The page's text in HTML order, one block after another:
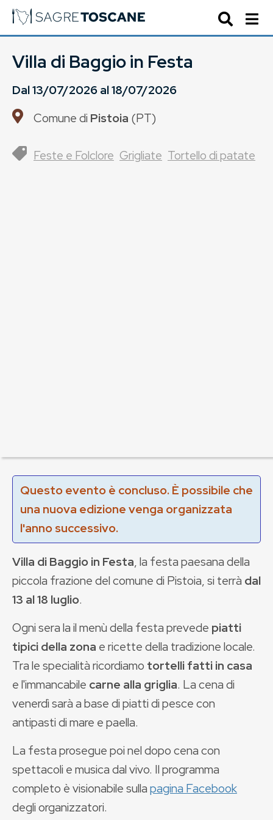
Villa di Baggio in Festa
Dal13/07/2026al18/07/2026
Comune di Pistoia (PT)
Feste e Folclore Grigliate Tortello di patate
Questo evento è concluso. È possibile che
una nuova edizione venga organizzata
l'anno successivo.
Villa di Baggio in Festa, la festa paesana della
piccola frazione del comune di Pistoia, si terrà dal
13 al 18 luglio.
Ogni sera la il menù della festa prevede piatti
tipici della zona e ricette della tradizione locale.
Tra le specialità ricordiamo tortelli fatti in casa
e l'immancabile carne alla griglia. La cena di
venerdì sarà a base di piatti di pesce con
antipasti di mare e paella.
La festa prosegue poi nel dopo cena con
spettacoli e musica dal vivo. Il programma
completo è visionabile sullapagina Facebook
degli organizzatori.